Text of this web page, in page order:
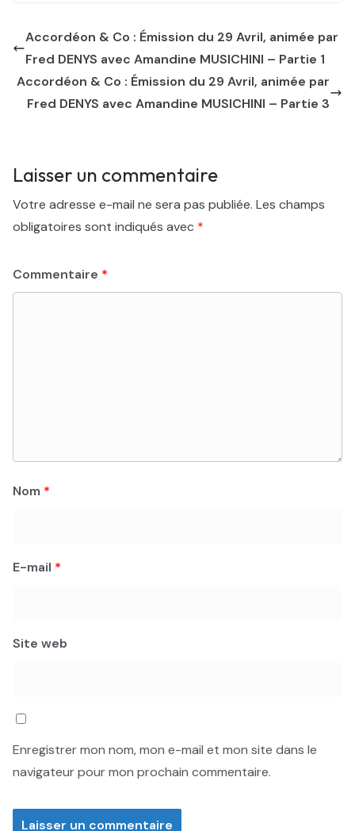
Accordéon & Co : Émission du 29 Avril, animée par
Fred DENYS avec Amandine MUSICHINI – Partie 1
Accordéon & Co : Émission du 29 Avril, animée par
Fred DENYS avec Amandine MUSICHINI – Partie 3
Laisser un commentaire
Votre adresse e-mail ne sera pas publiée. Les champs
obligatoires sont indiqués avec *
Commentaire *
Nom *
E-mail *
Site web
Enregistrer mon nom, mon e-mail et mon site dans le
navigateur pour mon prochain commentaire.